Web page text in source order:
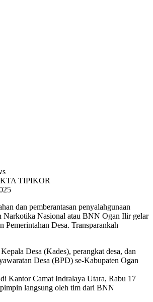
TIPIKOR
dan pemberantasan penyalahgunaan
Narkotika Nasional atau BNN Ogan Ilir gelar
Pemerintahan Desa. Transparankah
Desa (Kades), perangkat desa, dan
Desa (BPD) se-Kabupaten Ogan
Kantor Camat Indralaya Utara, Rabu 17
langsung oleh tim dari BNN